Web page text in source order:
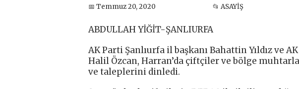
📅 Temmuz 20, 2020 📂 ASAYİŞ
ABDULLAH YİĞİT-ŞANLIURFA
AK Parti Şanlıurfa il başkanı Bahattin Yıldız ve
Halil Özcan, Harran’da çiftçiler ve bölge
ve taleplerini dinledi.